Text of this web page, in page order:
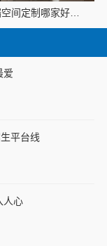
爱
平台线
人心